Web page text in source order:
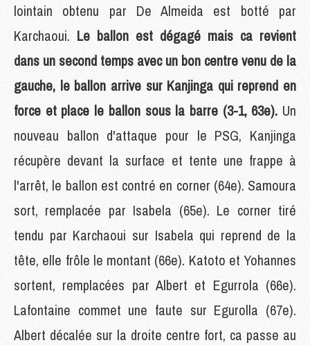
lointain obtenu par De Almeida est botté par
Karchaoui. Le ballon est dégagé mais ca revient
dans un second temps avec un bon centre venu de la
gauche, le ballon arrive sur Kanjinga qui reprend en
force et place le ballon sous la barre (3-1, 63e). Un
nouveau ballon d'attaque pour le PSG, Kanjinga
récupère devant la surface et tente une frappe à
l'arrêt, le ballon est contré en corner (64e). Samoura
sort, remplacée par Isabela (65e). Le corner tiré
tendu par Karchaoui sur Isabela qui reprend de la
tête, elle frôle le montant (66e). Katoto et Yohannes
sortent, remplacées par Albert et Egurrola (66e).
Lafontaine commet une faute sur Egurolla (67e).
Albert décalée sur la droite centre fort, ca passe au